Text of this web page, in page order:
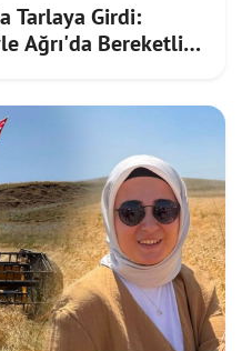
Tarlaya Girdi:
Ağrı'da Bereketli